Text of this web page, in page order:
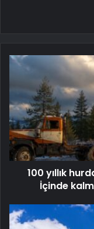
100 yıllık
İçinde